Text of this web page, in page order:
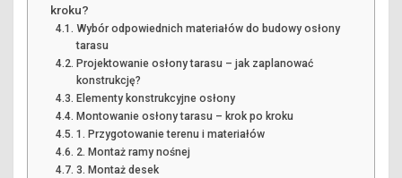
kroku?
Wybór odpowiednich materiałów do budowy osłony
tarasu
Projektowanie osłony tarasu – jak zaplanować
konstrukcję?
Elementy konstrukcyjne osłony
Montowanie osłony tarasu – krok po kroku
1. Przygotowanie terenu i materiałów
2. Montaż ramy nośnej
3. Montaż desek